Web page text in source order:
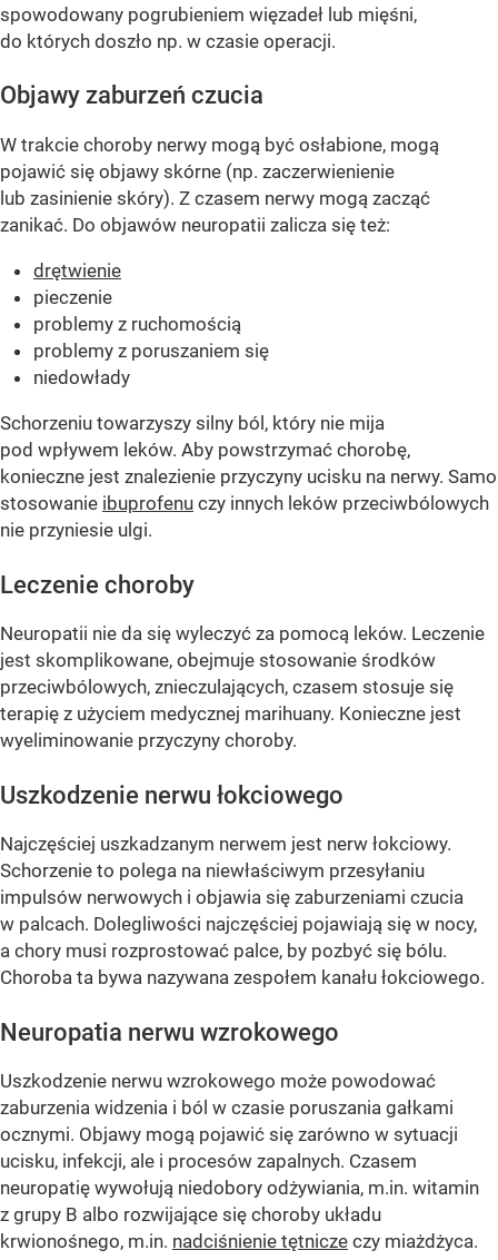
spowodowany pogrubieniem więzadeł lub mięśni,
do których doszło np. w czasie operacji.
Objawy zaburzeń czucia
W trakcie choroby nerwy mogą być osłabione, mogą
pojawić się objawy skórne (np. zaczerwienienie
lub zasinienie skóry). Z czasem nerwy mogą zacząć
zanikać. Do objawów neuropatii zalicza się też:
drętwienie
pieczenie
problemy z ruchomością
problemy z poruszaniem się
niedowłady
Schorzeniu towarzyszy silny ból, który nie mija
pod wpływem leków. Aby powstrzymać chorobę,
konieczne jest znalezienie przyczyny ucisku na nerwy. Samo
stosowanie ibuprofenu czy innych leków przeciwbólowych
nie przyniesie ulgi.
Leczenie choroby
Neuropatii nie da się wyleczyć za pomocą leków. Leczenie
jest skomplikowane, obejmuje stosowanie środków
przeciwbólowych, znieczulających, czasem stosuje się
terapię z użyciem medycznej marihuany. Konieczne jest
wyeliminowanie przyczyny choroby.
Uszkodzenie nerwu łokciowego
Najczęściej uszkadzanym nerwem jest nerw łokciowy.
Schorzenie to polega na niewłaściwym przesyłaniu
impulsów nerwowych i objawia się zaburzeniami czucia
w palcach. Dolegliwości najczęściej pojawiają się w nocy,
a chory musi rozprostować palce, by pozbyć się bólu.
Choroba ta bywa nazywana zespołem kanału łokciowego.
Neuropatia nerwu wzrokowego
Uszkodzenie nerwu wzrokowego może powodować
zaburzenia widzenia i ból w czasie poruszania gałkami
ocznymi. Objawy mogą pojawić się zarówno w sytuacji
ucisku, infekcji, ale i procesów zapalnych. Czasem
neuropatię wywołują niedobory odżywiania, m.in. witamin
z grupy B albo rozwijające się choroby układu
krwionośnego, m.in. nadciśnienie tętnicze czy miażdżyca.